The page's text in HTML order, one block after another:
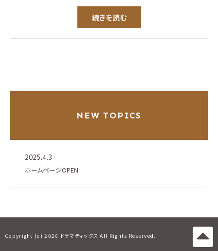
続きを読む
NEW TOPICS
2025.4.3
ホームページOPEN
Copyright (c)2026 ドラマティックス All Rights Reserved.